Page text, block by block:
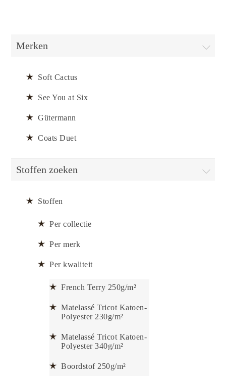
Merken
Soft Cactus
See You at Six
Gütermann
Coats Duet
Stoffen zoeken
Stoffen
Per collectie
Per merk
Per kwaliteit
French Terry 250g/m²
Matelassé Tricot Katoen-
Polyester 230g/m²
Matelassé Tricot Katoen-
Polyester 340g/m²
Boordstof 250g/m²